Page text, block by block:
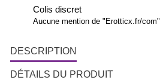
Colis discret
Aucune mention de "Erotticx.fr/com"
DESCRIPTION
DÉTAILS DU PRODUIT